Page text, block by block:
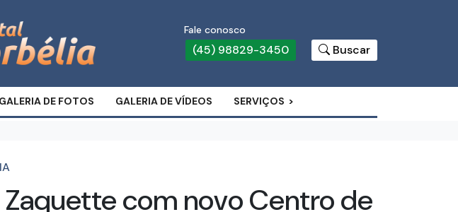
Fale conosco
(45) 98829-3450 Buscar
GALERIA DE FOTOS GALERIA DE VÍDEOS SERVIÇOS
com novo Centro de